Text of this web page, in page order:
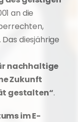
an die
diesjährige
nachhaltige
Zukunft
gestalten“.
im E-